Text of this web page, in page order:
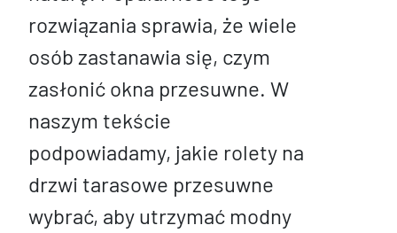
rozwiązania sprawia, że wiele
osób zastanawia się, czym
zasłonić okna przesuwne. W
naszym tekście
podpowiadamy, jakie rolety na
drzwi tarasowe przesuwne
wybrać, aby utrzymać modny